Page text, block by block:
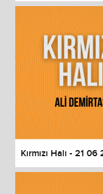
Kırmızı Halı - 21